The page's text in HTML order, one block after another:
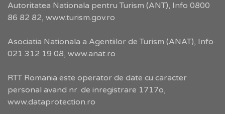
Autoritatea Nationala pentru Turism (ANT), Info 0800
86 82 82, www.turism.gov.ro
Asociatia Nationala a Agentiilor de Turism (ANAT), Info
021 312 19 08, www.anat.ro
RTT Romania este operator de date cu caracter
personal avand nr. de inregistrare 1717o,
www.dataprotection.ro